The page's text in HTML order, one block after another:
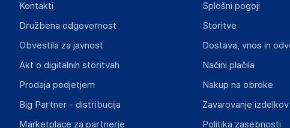
Gospodarski subjekt s sedežem v EU, ki zagotavlja skladnost
Mannheimer Str. 13, 30880, Laatzen
Germany
Slike o varnosti izdelka
Slike o varnosti izdelka vsebujejo opozorila na embalaži izdelka
Kontakti
Družbena odgovornost
Obvestila za javnost
Akt o digitalnih storitvah
Prodaja podjetjem
Big Partner - distribucija
Marketplace za partnerje
Splošni pogoji
Storitve
Dostava, vnos in
Načini plačila
Nakup na obroke
Zavarovanje izdelkov
Politika zasebnosti